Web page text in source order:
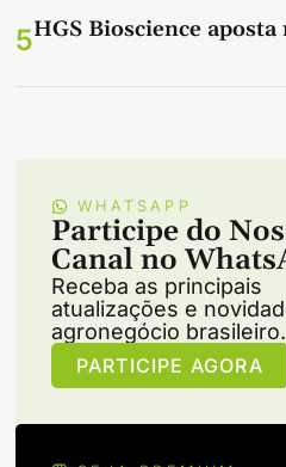
5HGS Bioscience
WHATSAPP
Participe do
Canal no
Receba as principais
atualizações e
agronegócio brasileiro.
PARTICIPE AGORA